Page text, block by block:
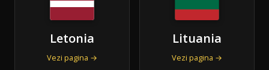
Letonia
Vezi pagina →
Lituania
Vezi pagina →